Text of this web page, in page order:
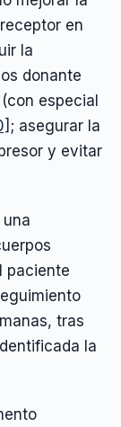
en
la
donante
especial
; asegurar la
y evitar
paciente
tras
la